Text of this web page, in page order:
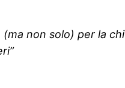
non solo) per la